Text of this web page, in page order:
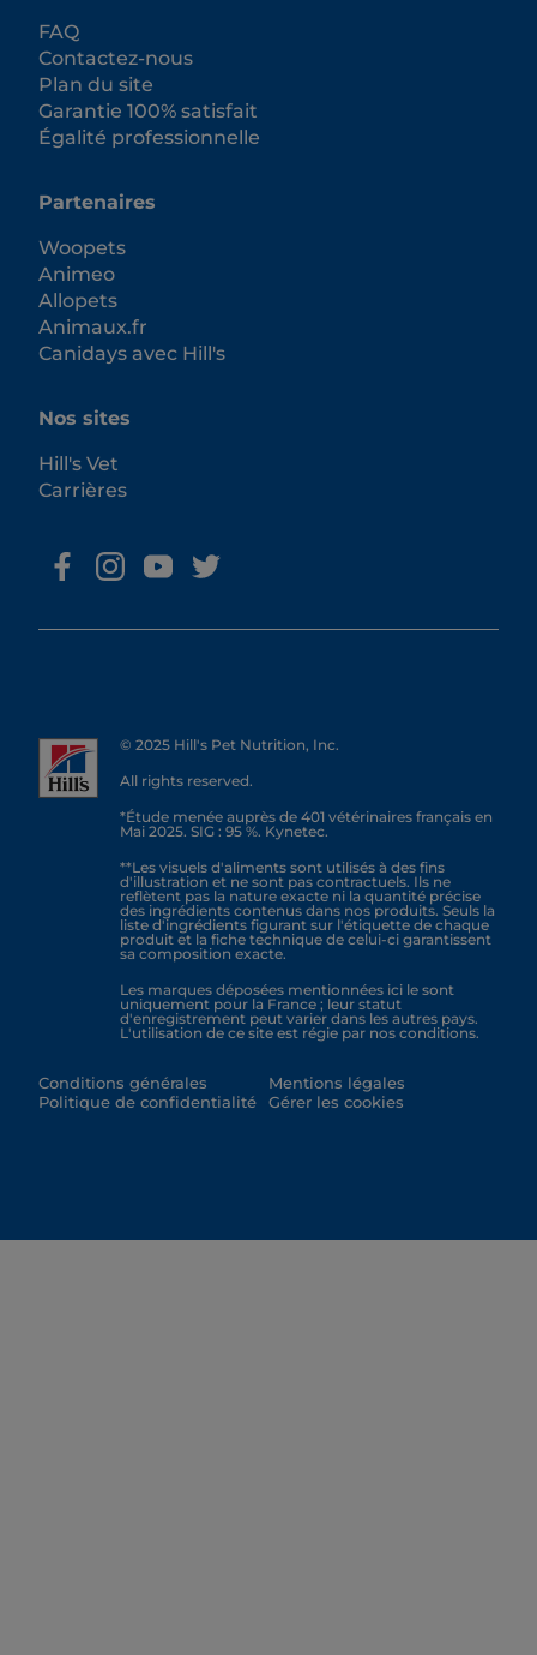
FAQ
Contactez-nous
Plan du site
Garantie 100% satisfait
Égalité professionnelle
Partenaires
Woopets
Animeo
Allopets
Animaux.fr
Canidays avec Hill's
Nos sites
Hill's Vet
Carrières
© 2025 Hill's Pet Nutrition, Inc.
All rights reserved.
*Étude menée auprès de 401 vétérinaires français en
Mai 2025. SIG : 95 %. Kynetec.
**Les visuels d'aliments sont utilisés à des fins
d'illustration et ne sont pas contractuels. Ils ne
reflètent pas la nature exacte ni la quantité précise
des ingrédients contenus dans nos produits. Seuls la
liste d'ingrédients figurant sur l'étiquette de chaque
produit et la fiche technique de celui-ci garantissent
sa composition exacte.
Les marques déposées mentionnées ici le sont
uniquement pour la France ; leur statut
d'enregistrement peut varier dans les autres pays.
L'utilisation de ce site est régie par nos conditions.
Conditions générales
Politique de confidentialité
Mentions légales
Gérer les cookies